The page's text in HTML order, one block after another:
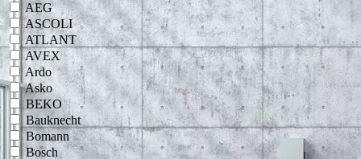
AEG
ASCOLI
ATLANT
AVEX
Ardo
Asko
BEKO
Bauknecht
Bomann
Bosch